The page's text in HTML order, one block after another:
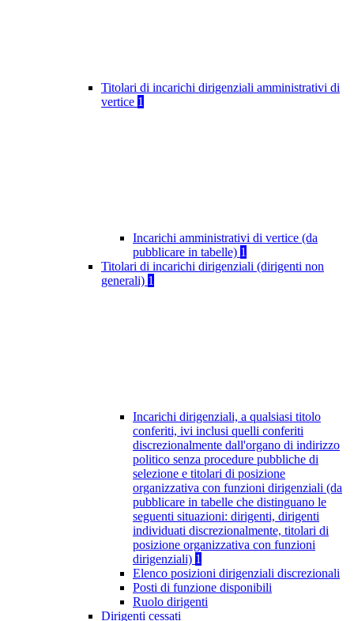
Titolari di incarichi dirigenziali amministrativi di
vertice 1
Incarichi amministrativi di vertice (da
pubblicare in tabelle) 1
Titolari di incarichi dirigenziali (dirigenti non
generali) 1
Incarichi dirigenziali, a qualsiasi titolo
conferiti, ivi inclusi quelli conferiti
discrezionalmente dall'organo di indirizzo
politico senza procedure pubbliche di
selezione e titolari di posizione
organizzativa con funzioni dirigenziali (da
pubblicare in tabelle che distinguano le
seguenti situazioni: dirigenti, dirigenti
individuati discrezionalmente, titolari di
posizione organizzativa con funzioni
dirigenziali) 1
Elenco posizioni dirigenziali discrezionali
Posti di funzione disponibili
Ruolo dirigenti
Dirigenti cessati